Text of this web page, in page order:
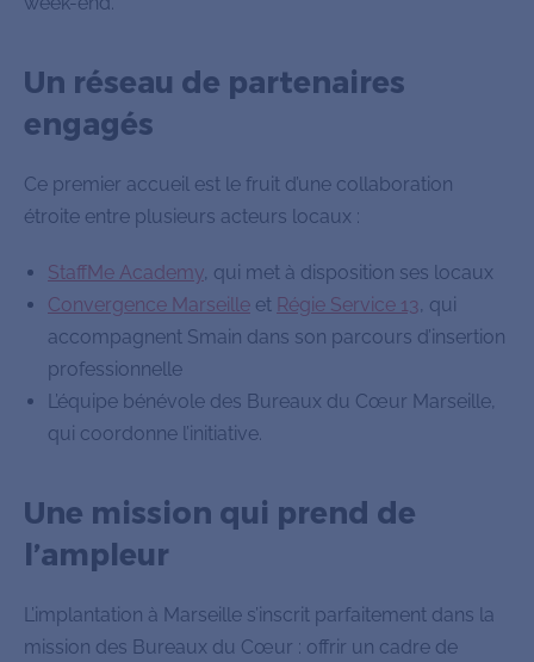
Un réseau de partenaires
engagés
Ce premier accueil est le fruit d’une collaboration
étroite entre plusieurs acteurs locaux :
StaffMe Academy, qui met à disposition ses locaux
Convergence Marseille et Régie Service 13, qui
accompagnent Smain dans son parcours d’insertion
professionnelle
L’équipe bénévole des Bureaux du Cœur Marseille,
qui coordonne l’initiative.
Une mission qui prend de
l’ampleur
L’implantation à Marseille s’inscrit parfaitement dans la
mission des Bureaux du Cœur : offrir un cadre de